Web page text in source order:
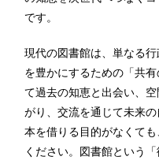
です。
現代の図書館は、単なる
を豊かにするための「共
て過去の知恵と出会い、
がり、交流を通じて未来の
本を借りる目的がなくて
ください。図書館という